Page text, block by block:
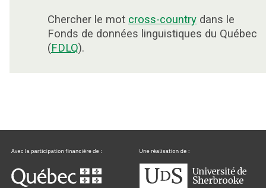
Chercher le mot cross-country dans le
Fonds de données linguistiques du Québec
(FDLQ).